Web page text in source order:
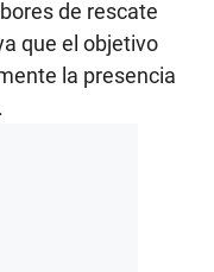
de rescate
que el objetivo
la presencia